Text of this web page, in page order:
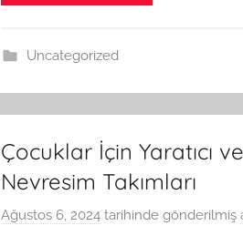
Uncategorized
Çocuklar İçin Yaratıcı
Nevresim Takımları
Ağustos 6, 2024 tarihinde gönderilmiş